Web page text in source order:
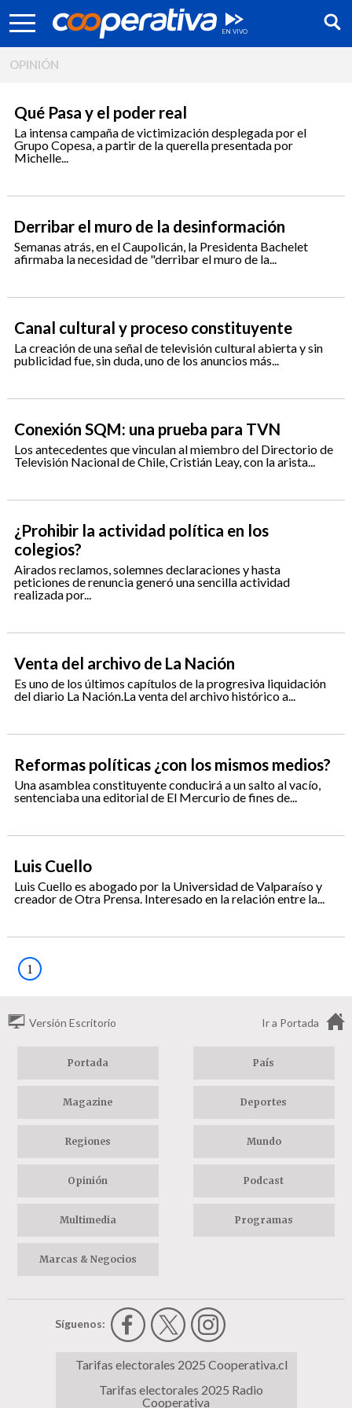
OPINIÓN
Qué Pasa y el poder real
La intensa campaña de victimización desplegada por el
Grupo Copesa, a partir de la querella presentada por
Michelle...
Derribar el muro de la desinformación
Semanas atrás, en el Caupolicán, la Presidenta Bachelet
afirmaba la necesidad de "derribar el muro de la...
Canal cultural y proceso constituyente
La creación de una señal de televisión cultural abierta y sin
publicidad fue, sin duda, uno de los anuncios más...
Conexión SQM: una prueba para TVN
Los antecedentes que vinculan al miembro del Directorio de
Televisión Nacional de Chile, Cristián Leay, con la arista...
¿Prohibir la actividad política en los
colegios?
Airados reclamos, solemnes declaraciones y hasta
peticiones de renuncia generó una sencilla actividad
realizada por...
Venta del archivo de La Nación
Es uno de los últimos capítulos de la progresiva liquidación
del diario La Nación.La venta del archivo histórico a...
Reformas políticas ¿con los mismos medios?
Una asamblea constituyente conducirá a un salto al vacío,
sentenciaba una editorial de El Mercurio de fines de...
Luis Cuello
Luis Cuello es abogado por la Universidad de Valparaíso y
creador de Otra Prensa. Interesado en la relación entre la...
1
Versión Escritorio Ir a Portada
Portada País
Magazine Deportes
Regiones Mundo
Opinión Podcast
Multimedia Programas
Marcas & Negocios
Síguenos:
Tarifas electorales 2025 Cooperativa.cl
Tarifas electorales 2025 Radio
Cooperativa